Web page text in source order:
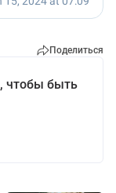
Поделиться
, чтобы быть